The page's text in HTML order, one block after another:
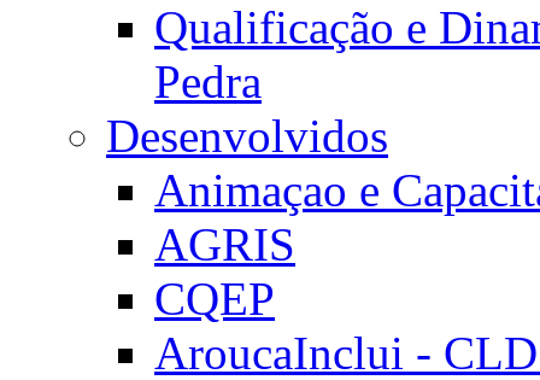
Qualificação e
Pedra
Desenvolvidos
Animaçao e
AGRIS
CQEP
AroucaInclui -